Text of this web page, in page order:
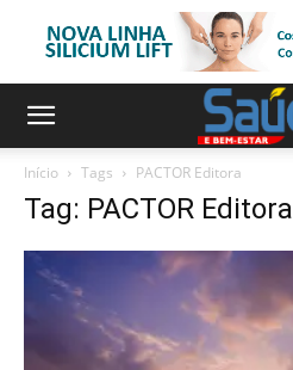
Início Tags PACTOR Editora
Tag: PACTOR Editora